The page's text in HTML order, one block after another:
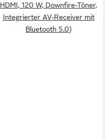
HDMI, 120 W, Downfire-Töner,
Integrierter AV-Receiver mit
Bluetooth 5.0)